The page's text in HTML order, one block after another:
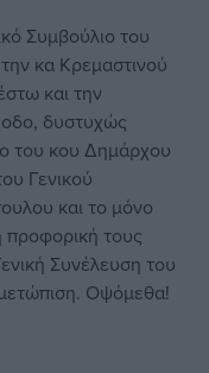
Συμβούλιο του
κα Κρεμαστινού
και την
δυστυχώς
του κου Δημάρχου
Γενικού
και το μόνο
τους
Συνέλευση του
Οψόμεθα!